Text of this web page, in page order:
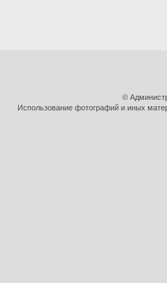
©
Использование фотографий и иных